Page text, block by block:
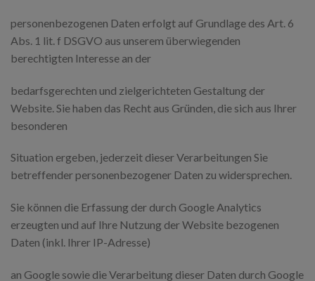
personenbezogenen Daten erfolgt auf Grundlage des Art. 6
Abs. 1 lit. f DSGVO aus unserem überwiegenden
berechtigten Interesse an der
bedarfsgerechten und zielgerichteten Gestaltung der
Website. Sie haben das Recht aus Gründen, die sich aus Ihrer
besonderen
Situation ergeben, jederzeit dieser Verarbeitungen Sie
betreffender personenbezogener Daten zu widersprechen.
Sie können die Erfassung der durch Google Analytics
erzeugten und auf Ihre Nutzung der Website bezogenen
Daten (inkl. Ihrer IP-Adresse)
an Google sowie die Verarbeitung dieser Daten durch Google